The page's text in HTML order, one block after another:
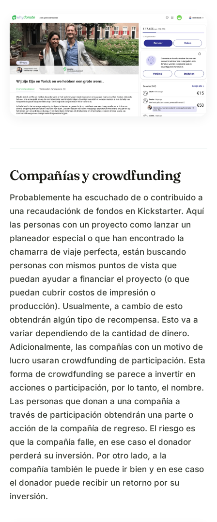
Compañías y crowdfunding
Probablemente ha escuchado de o contribuido a
una recaudaciónk de fondos en Kickstarter. Aquí
las personas con un proyecto como lanzar un
planeador especial o que han encontrado la
chamarra de viaje perfecta, están buscando
personas con mismos puntos de vista que
puedan ayudar a financiar el proyecto (o que
puedan cubrir costos de impresión o
producción). Usualmente, a cambio de esto
obtendrán algún tipo de recompensa. Esto va a
variar dependiendo de la cantidad de dinero.
Adicionalmente, las compañías con un motivo de
lucro usaran crowdfunding de participación. Esta
forma de crowdfunding se parece a invertir en
acciones o participación, por lo tanto, el nombre.
Las personas que donan a una compañía a
través de participación obtendrán una parte o
acción de la compañía de regreso. El riesgo es
que la compañía falle, en ese caso el donador
perderá su inversión. Por otro lado, a la
compañía también le puede ir bien y en ese caso
el donador puede recibir un retorno por su
inversión.